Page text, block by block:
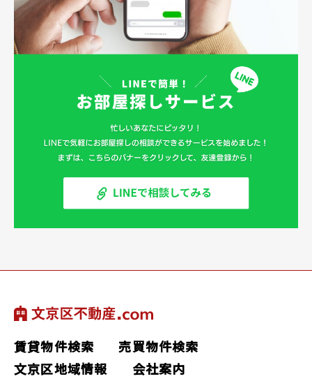
賃貸物件検索
売買物件検索
文京区地域情報
会社案内